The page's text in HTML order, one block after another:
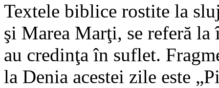
Textele biblice rostite la
şi Marea Marţi, se referă la
au credinţa în suflet.
la Denia acestei zile este